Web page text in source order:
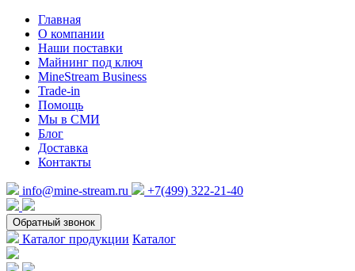
Главная
О компании
Наши поставки
Майнинг под ключ
MineStream Business
Trade-in
Помощь
Мы в СМИ
Блог
Доставка
Контакты
info@mine-stream.ru +7(499) 322-21-40
Обратный звонок
Каталог продукции Каталог